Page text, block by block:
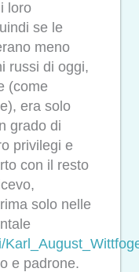
loro
se le
meno
russi di oggi,
(come
era solo
grado di
privilegi e
con il resto
solo nelle
e padrone.